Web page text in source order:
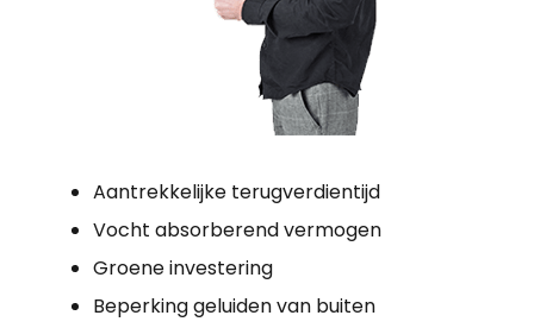
Aantrekkelijke terugverdientijd
Vocht absorberend vermogen
Groene investering
Beperking geluiden van buiten